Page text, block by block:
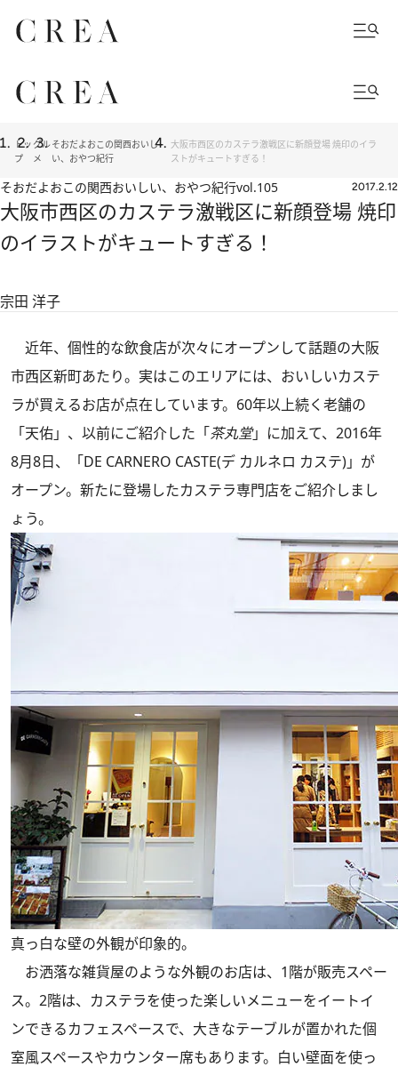
トッ
プ
グル
メ
そおだよおこの関西おいし
い、おやつ紀行
大阪市西区のカステラ激戦区に新顔登場 焼印のイラ
ストがキュートすぎる！
そおだよおこの関西おいしい、おやつ紀行vol.105 2017.2.12
大阪市西区のカステラ激戦区に新顔登場 焼印
のイラストがキュートすぎる！
宗田 洋子
近年、個性的な飲食店が次々にオープンして話題の大阪
市西区新町あたり。実はこのエリアには、おいしいカステ
ラが買えるお店が点在しています。60年以上続く老舗の
「天佑」、以前にご紹介した「茶丸堂」に加えて、2016年
8月8日、「DE CARNERO CASTE(デ カルネロ カステ)」が
オープン。新たに登場したカステラ専門店をご紹介しまし
ょう。
真っ白な壁の外観が印象的。
お洒落な雑貨屋のような外観のお店は、1階が販売スペー
ス。2階は、カステラを使った楽しいメニューをイートイ
ンできるカフェスペースで、大きなテーブルが置かれた個
室風スペースやカウンター席もあります。白い壁面を使っ